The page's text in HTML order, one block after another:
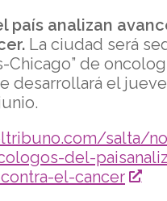
país analizan
La ciudad será
Chicago” de
desarrollará el
salta/
del-
el-cancer